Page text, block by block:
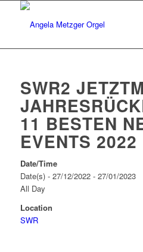
SWR2
11 BESTEN
EVENTS 2022
Date/Time
Date(s) - 27/12/2022 - 27/01/2023
All Day
Location
SWR